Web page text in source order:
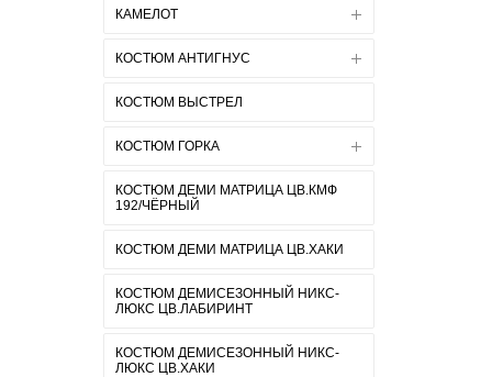
КАМЕЛОТ
КОСТЮМ АНТИГНУС
КОСТЮМ ВЫСТРЕЛ
КОСТЮМ ГОРКА
КОСТЮМ ДЕМИ МАТРИЦА ЦВ.КМФ
192/ЧЁРНЫЙ
КОСТЮМ ДЕМИ МАТРИЦА ЦВ.ХАКИ
КОСТЮМ ДЕМИСЕЗОННЫЙ НИКС-
ЛЮКС ЦВ.ЛАБИРИНТ
КОСТЮМ ДЕМИСЕЗОННЫЙ НИКС-
ЛЮКС ЦВ.ХАКИ